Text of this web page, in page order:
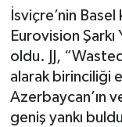
İsviçre’nin
Eurovision Şarkı
oldu. JJ,
alarak birinciliği
Azerbaycan’ın
geniş yankı
Resmi İlan
Siyaset
Spor
Son Dakika
Haber Arşivi